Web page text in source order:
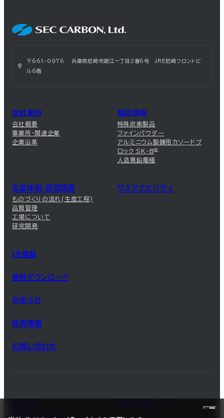
〒661-0976 兵庫県尼崎市潮江一丁目2番6号 JRE尼崎フロントビ
ル6階
会社案内
会社概要
事業所・関連企業
企業沿革
製品情報
特殊炭素製品
ファインパウダー
アルミニウム製錬用カソードブ
ロック SK-B®
人造黒鉛電極
生産体制・研究開発
ものづくりの流れ(生産工程)
品質管理
工場について
研究開発
サステナビリティ
IR情報
資料ダウンロード
お知らせ
採用情報
お問い合わせ